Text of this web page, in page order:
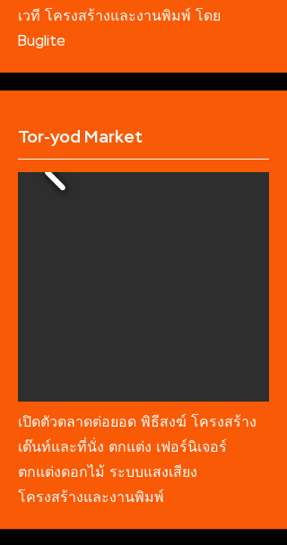
เวที โครงสร้างและงานพิมพ์ โดย
Buglite
Tor-yod Market
เปิดตัวตลาดต่อยอด พิธีสงฆ์ โครงสร้าง
เต๊นท์และที่นั่ง ตกแต่ง เฟอร์นิเจอร์
ตกแต่งดอกไม้ ระบบแสงเสียง
โครงสร้างและงานพิมพ์